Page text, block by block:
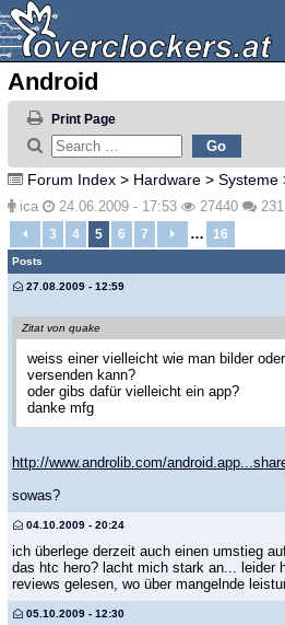
Android
Print Page
Forum Index > Hardware > Systeme
ica 24.06.2009 - 17:53 27440 231
3 4 5 6 7 … 16
Posts
27.08.2009 - 12:59
Zitat von quake
weiss einer vielleicht wie man bilder
versenden kann?
oder gibs dafür vielleicht ein app?
danke mfg
http://www.androlib.com/
sowas?
04.10.2009 - 20:24
ich überlege derzeit auch einen umstieg
das htc hero? lacht mich stark an... leider
reviews gelesen, wo über mangelnde
05.10.2009 - 12:30